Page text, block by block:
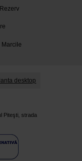
Marcile
desktop
Piteşti, strada